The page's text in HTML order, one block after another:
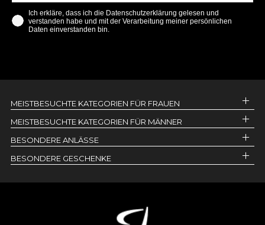
Ich erkläre, dass ich die Datenschutzerklärung gelesen und
verstanden habe und mit der Verarbeitung meiner persönlichen
Daten einverstanden bin.
MEISTBESUCHTE KATEGORIEN FÜR FRAUEN
MEISTBESUCHTE KATEGORIEN FÜR MÄNNER
BESONDERE ANLÄSSE
BESONDERE GESCHENKE